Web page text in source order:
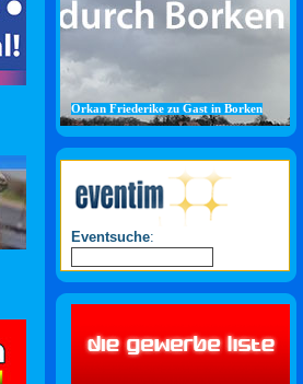
Orkan Friederike zu Gast in Borken
Eventsuche: